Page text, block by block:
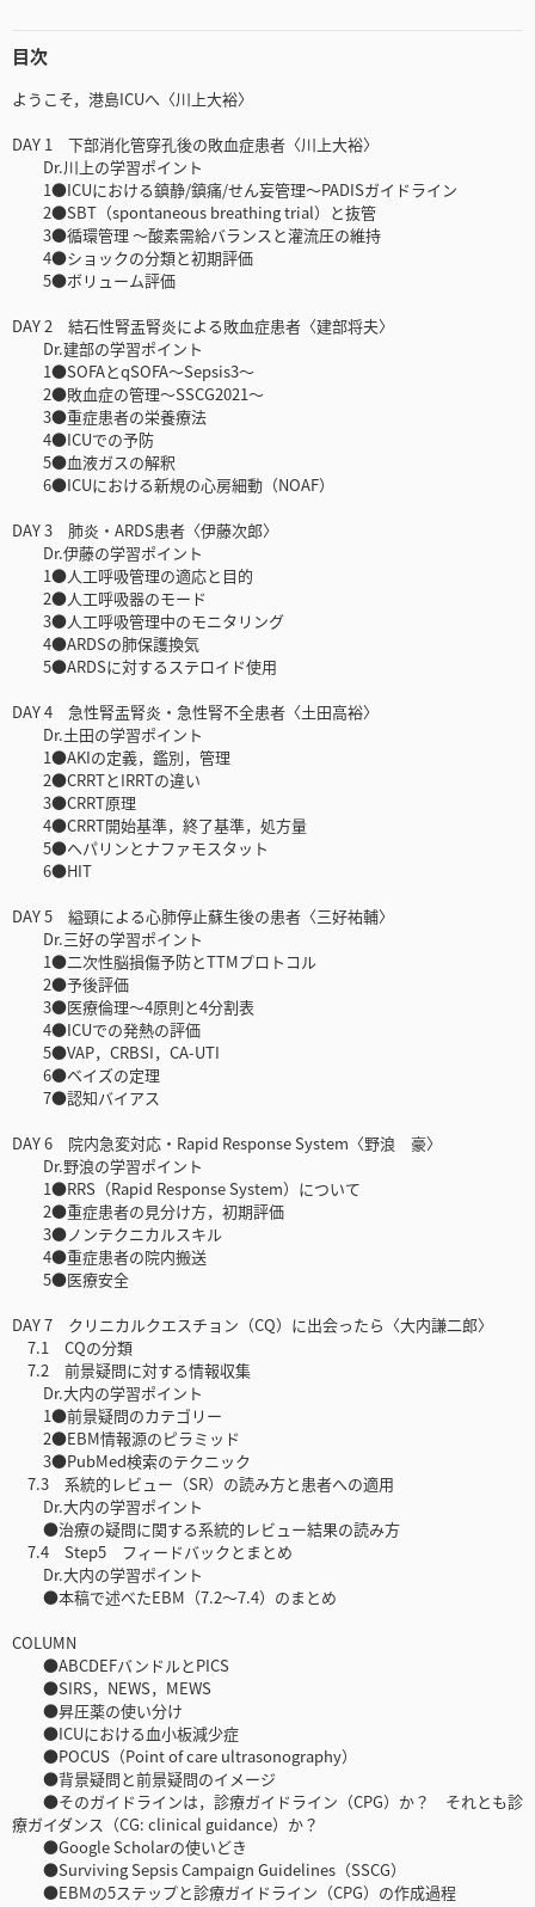
目次
ようこそ，港島ICUへ〈川上大裕〉
DAY 1 下部消化管穿孔後の敗血症患者〈川上大裕〉
Dr.川上の学習ポイント
1●ICUにおける鎮静/鎮痛/せん妄管理〜PADISガイドライン
2●SBT（spontaneous breathing trial）と抜管
3●循環管理 〜酸素需給バランスと灌流圧の維持
4●ショックの分類と初期評価
5●ボリューム評価
DAY 2 結石性腎盂腎炎による敗血症患者〈建部将夫〉
Dr.建部の学習ポイント
1●SOFAとqSOFA〜Sepsis3〜
2●敗血症の管理〜SSCG2021〜
3●重症患者の栄養療法
4●ICUでの予防
5●血液ガスの解釈
6●ICUにおける新規の心房細動（NOAF）
DAY 3 肺炎・ARDS患者〈伊藤次郎〉
Dr.伊藤の学習ポイント
1●人工呼吸管理の適応と目的
2●人工呼吸器のモード
3●人工呼吸管理中のモニタリング
4●ARDSの肺保護換気
5●ARDSに対するステロイド使用
DAY 4 急性腎盂腎炎・急性腎不全患者〈土田高裕〉
Dr.土田の学習ポイント
1●AKIの定義，鑑別，管理
2●CRRTとIRRTの違い
3●CRRT原理
4●CRRT開始基準，終了基準，処方量
5●ヘパリンとナファモスタット
6●HIT
DAY 5 縊頸による心肺停止蘇生後の患者〈三好祐輔〉
Dr.三好の学習ポイント
1●二次性脳損傷予防とTTMプロトコル
2●予後評価
3●医療倫理〜4原則と4分割表
4●ICUでの発熱の評価
5●VAP，CRBSI，CA-UTI
6●ベイズの定理
7●認知バイアス
DAY 6 院内急変対応・Rapid Response System〈野浪 豪〉
Dr.野浪の学習ポイント
1●RRS（Rapid Response System）について
2●重症患者の見分け方，初期評価
3●ノンテクニカルスキル
4●重症患者の院内搬送
5●医療安全
DAY 7 クリニカルクエスチョン（CQ）に出会ったら〈大内謙二郎〉
7.1 CQの分類
7.2 前景疑問に対する情報収集
Dr.大内の学習ポイント
1●前景疑問のカテゴリー
2●EBM情報源のピラミッド
3●PubMed検索のテクニック
7.3 系統的レビュー（SR）の読み方と患者への適用
Dr.大内の学習ポイント
●治療の疑問に関する系統的レビュー結果の読み方
7.4 Step5 フィードバックとまとめ
Dr.大内の学習ポイント
●本稿で述べたEBM（7.2〜7.4）のまとめ
COLUMN
●ABCDEFバンドルとPICS
●SIRS，NEWS，MEWS
●昇圧薬の使い分け
●ICUにおける血小板減少症
●POCUS（Point of care ultrasonography）
●背景疑問と前景疑問のイメージ
●そのガイドラインは，診療ガイドライン（CPG）か？ それとも診
療ガイダンス（CG: clinical guidance）か？
●Google Scholarの使いどき
●Surviving Sepsis Campaign Guidelines（SSCG）
●EBMの5ステップと診療ガイドライン（CPG）の作成過程